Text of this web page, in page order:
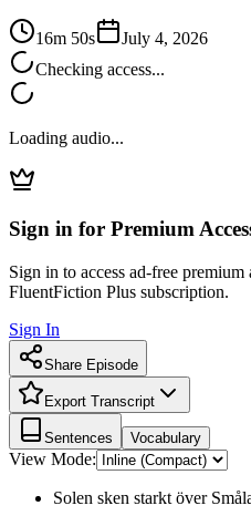
16m 50s
July 4, 2026
Checking access...
Loading audio...
Sign in for Premium
Sign in to access ad-free
FluentFiction Plus subscription.
Sign In
Share Episode
Export Transcript
Sentences Vocabulary
View Mode:
Solen sken starkt över